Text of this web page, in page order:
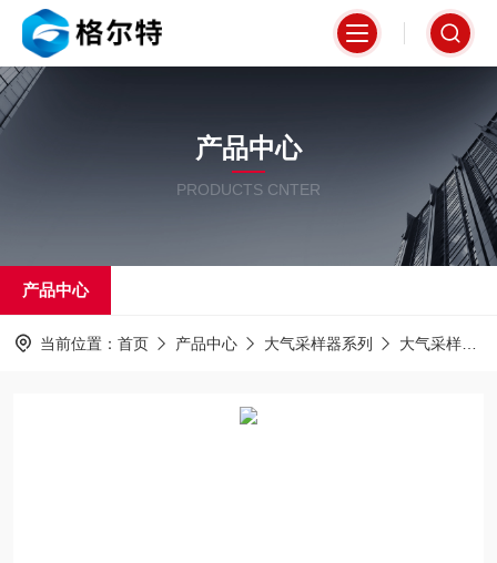
产品中心
PRODUCTS CNTER
产品中心
当前位置： 首页 产品中心 大气采样器系列 大气采样器